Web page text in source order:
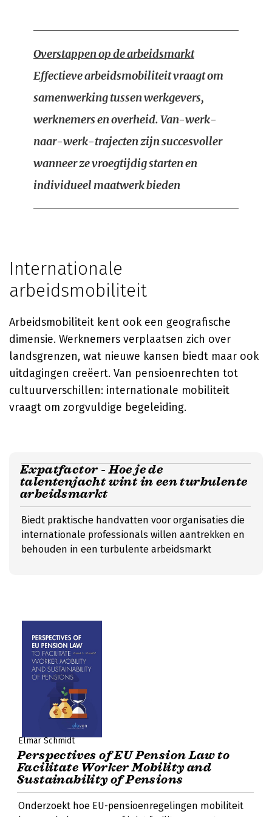
Overstappen op de arbeidsmarkt
Effectieve arbeidsmobiliteit vraagt om
samenwerking tussen werkgevers,
werknemers en overheid. Van-werk-
naar-werk-trajecten zijn succesvoller
wanneer ze vroegtijdig starten en
individueel maatwerk bieden
Internationale
arbeidsmobiliteit
Arbeidsmobiliteit kent ook een geografische
dimensie. Werknemers verplaatsen zich over
landsgrenzen, wat nieuwe kansen biedt maar ook
uitdagingen creëert. Van pensioenrechten tot
cultuurverschillen: internationale mobiliteit
vraagt om zorgvuldige begeleiding.
Expatfactor - Hoe je de
talentenjacht wint in een turbulente
arbeidsmarkt
Biedt praktische handvatten voor organisaties die
internationale professionals willen aantrekken en
behouden in een turbulente arbeidsmarkt
Elmar Schmidt
Perspectives of EU Pension Law to
Facilitate Worker Mobility and
Sustainability of Pensions
Onderzoekt hoe EU-pensioenregelingen mobiliteit